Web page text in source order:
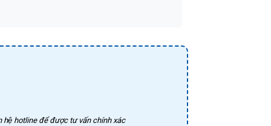
hệ hotline để được tư vấn chính xác